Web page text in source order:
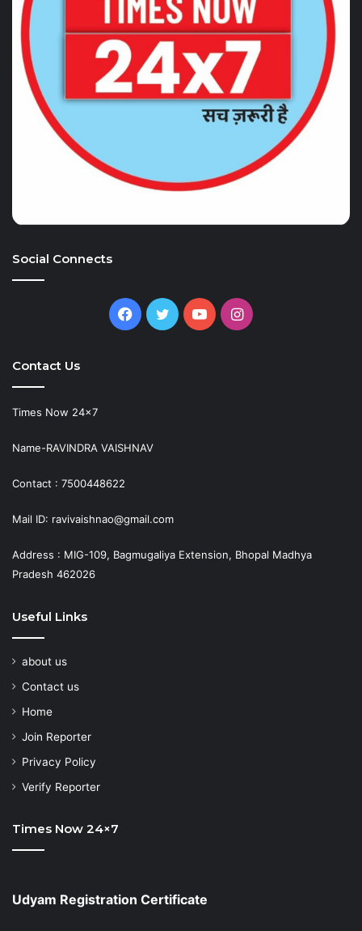
Social Connects
Facebook
TwitterYouTubeInstagram
Contact Us
Times Now 24×7
Name-RAVINDRA VAISHNAV
Contact : 7500448622
Mail ID: ravivaishnao@gmail.com
Address : MIG-109, Bagmugaliya Extension, Bhopal Madhya
Pradesh 462026
Useful Links
about us
Contact us
Home
Join Reporter
Privacy Policy
Verify Reporter
Times Now 24×7
Udyam Registration Certificate